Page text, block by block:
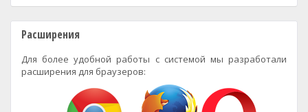
Расширения
Для более удобной работы с системой мы разработали
расширения для браузеров: